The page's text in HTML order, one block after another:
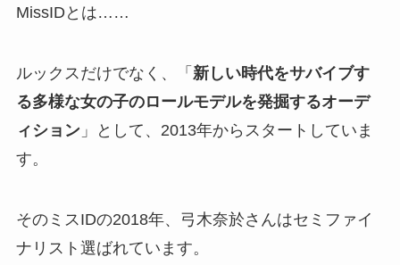
MissIDとは……
ルックスだけでなく、「 新しい時代をサバイブす
る多様な女の子のロールモデルを発掘するオーデ
ィション」として、2013年からスタートしていま
す。
そのミスIDの2018年、弓木奈於さんはセミファイ
ナリスト選ばれています。